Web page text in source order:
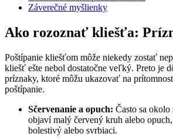
Záverečné myšlienky
Ako rozoznať kliešťa:
Poštípanie kliešťom môže ‌niekedy ‍zostať
kliešť ešte ​nebol dostatočne veľký. Preto je
príznaky, ktoré ‍môžu ukazovať ⁢na
poštípanie.
Sčervenanie a opuch: Často sa​ okolo
objaví malý červený kruh‌ alebo
bolestivý alebo svrbiaci.